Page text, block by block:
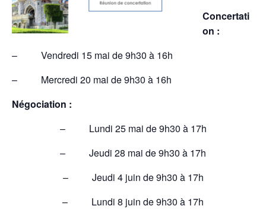
Concertati
on :
– Vendredi 15 mai de 9h30 à 16h
– Mercredi 20 mai de 9h30 à 16h
Négociation :
– Lundi 25 mai de 9h30 à 17h
– Jeudi 28 mai de 9h30 à 17h
– Jeudi 4 juin de 9h30 à 17h
– Lundi 8 juin de 9h30 à 17h